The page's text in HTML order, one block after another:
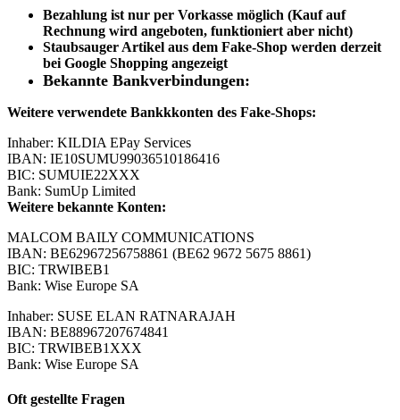
Bezahlung ist nur per Vorkasse möglich (Kauf auf
Rechnung wird angeboten, funktioniert aber nicht)
Staubsauger Artikel aus dem Fake-Shop werden derzeit
bei Google Shopping angezeigt
Bekannte Bankverbindungen:
Weitere verwendete Bankkkonten des Fake-Shops:
Inhaber: KILDIA EPay Services
IBAN: IE10SUMU99036510186416
BIC: SUMUIE22XXX
Bank: SumUp Limited
Weitere bekannte Konten:
MALCOM BAILY COMMUNICATIONS
IBAN: BE62967256758861 (BE62 9672 5675 8861)
BIC: TRWIBEB1
Bank: Wise Europe SA
Inhaber: SUSE ELAN RATNARAJAH
IBAN: BE88967207674841
BIC: TRWIBEB1XXX
Bank: Wise Europe SA
Oft gestellte Fragen